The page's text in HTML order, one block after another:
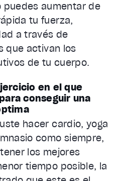
puedes aumentar de
tu fuerza,
a través de
que activan los
de tu cuerpo.
en el que
conseguir una
hacer cardio, yoga
como siempre,
los mejores
tiempo posible, la